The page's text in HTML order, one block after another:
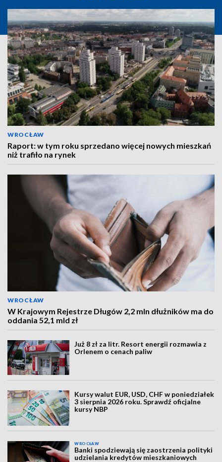
WROCŁAW
Raport: w tym roku sprzedano więcej nowych mieszkań
niż trafiło na rynek
WROCŁAW
W Krajowym Rejestrze Długów 2,2 mln dłużników ma do
oddania 52,1 mld zł
Już 8 zł za litr. Resort energii rozmawia z
Orlenem o cenach paliw
Kursy walut EUR, USD, CHF w poniedziałek
3 sierpnia 2026 roku. Sprawdź oficjalne
kursy NBP
WROCŁAW
Banki spodziewają się zaostrzenia polityki
udzielania kredytów mieszkaniowych